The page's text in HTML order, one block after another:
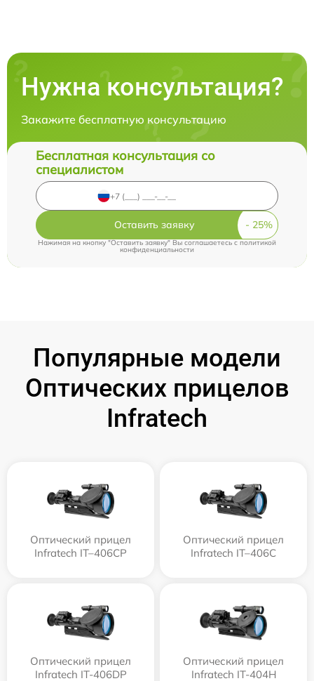
Нужна консультация?
Закажите бесплатную консультацию
Бесплатная консультация со
специалистом
Оставить заявку
Нажимая на кнопку "Оставить заявку" Вы соглашаетесь c политикой
конфиденциальности
Популярные модели
Оптических прицелов
Infratech
Оптический прицел
Infratech IT–406СP
Оптический прицел
Infratech IT–406С
Оптический прицел
Infratech IT-406DP
Оптический прицел
Infratech IT-404H